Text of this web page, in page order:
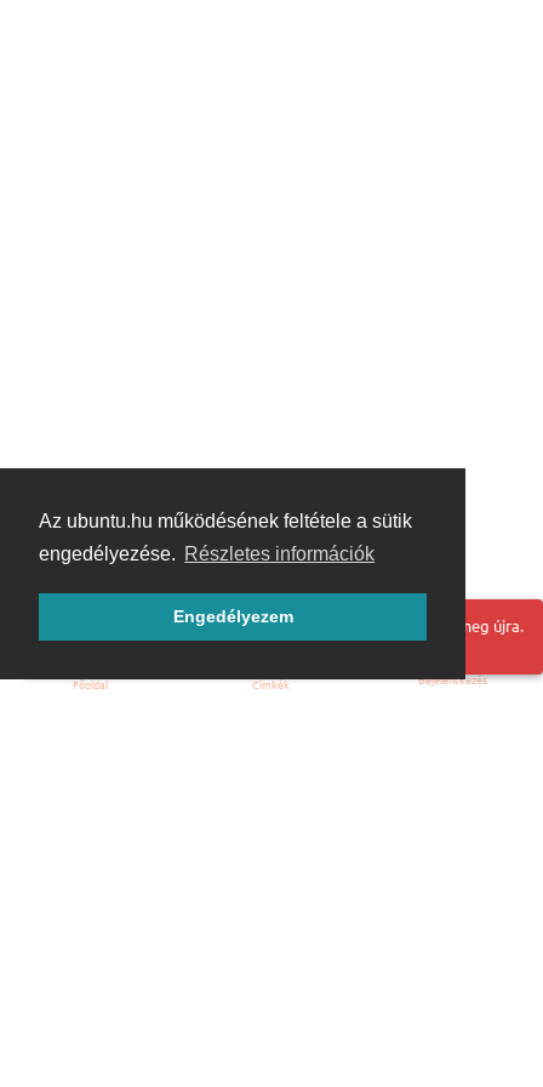
Az ubuntu.hu működésének feltétele a sütik
engedélyezése. Részletes információk
Engedélyezem
Hoppá! Valami hiba történt. Frissítse az oldalt és próbálja meg újra.
Főoldal Címkék Bejelentkezés